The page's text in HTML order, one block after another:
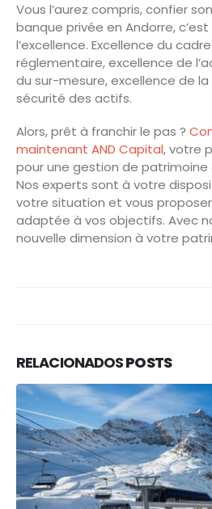
Vous l’aurez compris, confier
banque privée en Andorre,
l’excellence. Excellence du
réglementaire, excellence de
du sur-mesure, excellence de
sécurité des actifs.
Alors, prêt à franchir le pas ?
maintenant AND Capital, votre
pour une gestion de patrimoine
Nos experts sont à votre
votre situation et vous
adaptée à vos objectifs. Avec
nouvelle dimension à votre
RELACIONADOSPOSTS